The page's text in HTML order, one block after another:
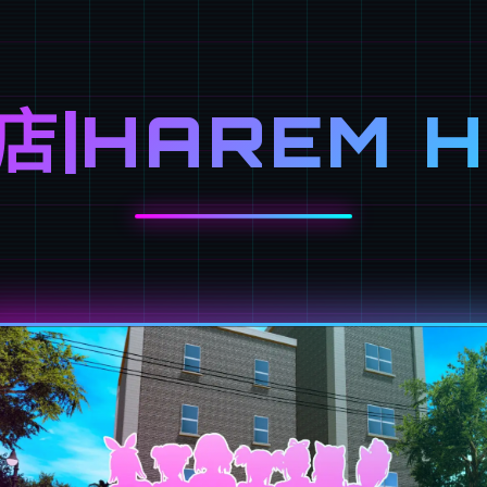
|HAREM